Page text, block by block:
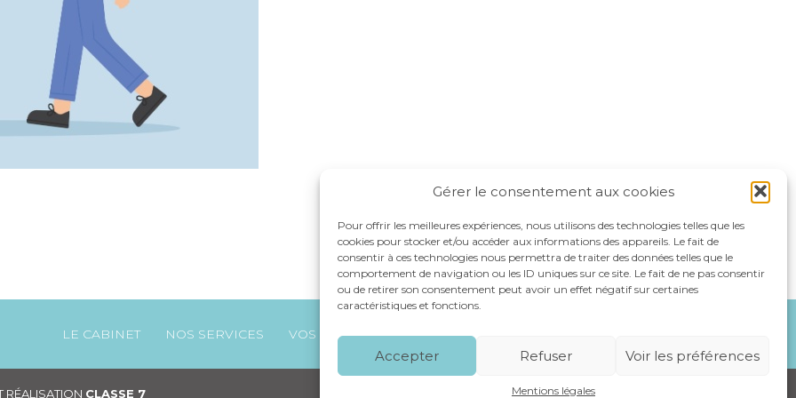
Gérer le consentement aux cookies
Pour offrir les meilleures expériences, nous utilisons des technologies telles que les
cookies pour stocker et/ou accéder aux informations des appareils. Le fait de
consentir à ces technologies nous permettra de traiter des données telles que le
comportement de navigation ou les ID uniques sur ce site. Le fait de ne pas consentir
ou de retirer son consentement peut avoir un effet négatif sur certaines
caractéristiques et fonctions.
Accepter Refuser Voir les préférences
Mentions légales
Footer
LE CABINET NOS SERVICES VOS OUTILS NOS SPÉCIALITÉS
RÉALISATION CLASSE 7